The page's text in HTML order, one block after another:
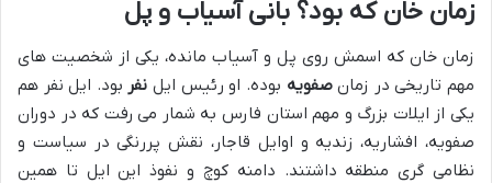
زمان خان که بود؟ بانی آسیاب و پل
زمان خان که اسمش روی پل و آسیاب مانده، یکی از شخصیت های
مهم تاریخی در زمانصفویه بوده. او رئیس ایل نفر بود. ایل نفر هم
یکی از ایلات بزرگ و مهم استان فارس به شمار می رفت که در دوران
صفویه، افشاریه، زندیه و اوایل قاجار، نقش پررنگی در سیاست و
نظامی گری منطقه داشتند. دامنه کوچ و نفوذ این ایل تا همین